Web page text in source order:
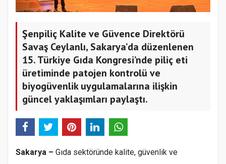
Şenpiliç Kalite ve Güvence Direktörü
Savaş Ceylanlı, Sakarya’da düzenlenen
15. Türkiye Gıda Kongresi’nde piliç eti
üretiminde patojen kontrolü ve
biyogüvenlik uygulamalarına ilişkin
güncel yaklaşımları paylaştı.
Sakarya – Gıda sektöründe kalite, güvenlik ve